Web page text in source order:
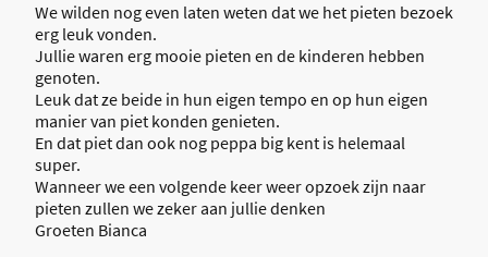
We wilden nog even laten weten dat we het pieten bezoek
erg leuk vonden.
Jullie waren erg mooie pieten en de kinderen hebben
genoten.
Leuk dat ze beide in hun eigen tempo en op hun eigen
manier van piet konden genieten.
En dat piet dan ook nog peppa big kent is helemaal
super.
Wanneer we een volgende keer weer opzoek zijn naar
pieten zullen we zeker aan jullie denken
Groeten Bianca